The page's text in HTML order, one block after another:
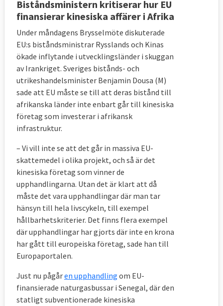
Biståndsministern kritiserar hur EU
finansierar kinesiska affärer i Afrika
Under måndagens Brysselmöte diskuterade
EU:s biståndsministrar Rysslands och Kinas
ökade inflytande i utvecklingsländer i skuggan
av Irankriget. Sveriges bistånds- och
utrikeshandelsminister Benjamin Dousa (M)
sade att EU måste se till att deras bistånd till
afrikanska länder inte enbart går till kinesiska
företag som investerar i afrikansk
infrastruktur.
– Vi vill inte se att det går in massiva EU-
skattemedel i olika projekt, och så är det
kinesiska företag som vinner de
upphandlingarna. Utan det är klart att då
måste det vara upphandlingar där man tar
hänsyn till hela livscykeln, till exempel
hållbarhetskriterier. Det finns flera exempel
där upphandlingar har gjorts där inte en krona
har gått till europeiska företag, sade han till
Europaportalen.
Just nu pågåren upphandling om EU-
finansierade naturgasbussar i Senegal, där den
statligt subventionerade kinesiska